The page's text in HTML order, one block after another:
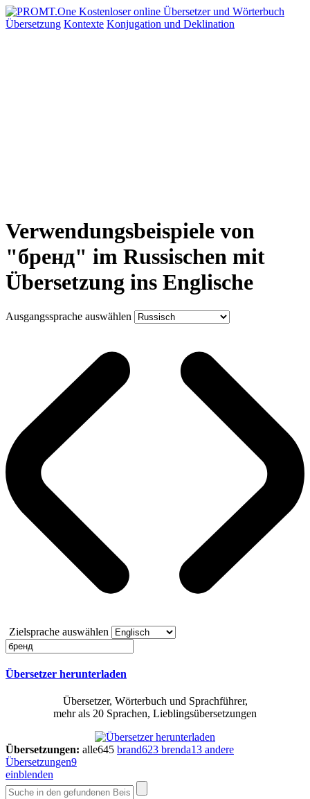
Übersetzung Kontexte Konjugation und Deklination
Verwendungsbeispiele von
"бренд" im Russischen mit
Übersetzung ins Englische
Ausgangssprache auswählen
Zielsprache auswählen
Übersetzer herunterladen
Übersetzer, Wörterbuch und Sprachführer,
mehr als 20 Sprachen, Lieblingsübersetzungen
Übersetzungen: alle645 brand623 brenda13 andere
Übersetzungen9
einblenden